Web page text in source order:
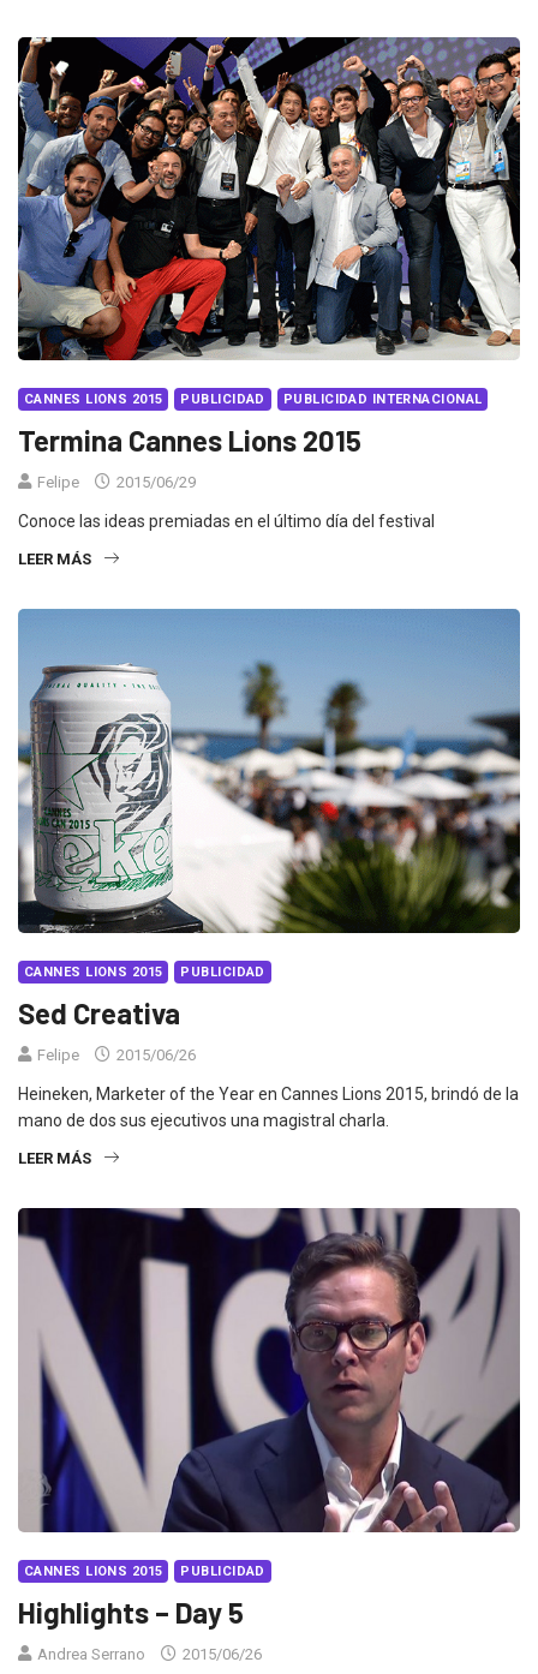
CANNES LIONS 2015 PUBLICIDAD PUBLICIDAD INTERNACIONAL
Termina Cannes Lions 2015
Felipe 2015/06/29
Conoce las ideas premiadas en el último día del festival
LEER MÁS
CANNES LIONS 2015 PUBLICIDAD
Sed Creativa
Felipe 2015/06/26
Heineken, Marketer of the Year en Cannes Lions 2015, brindó de la
mano de dos sus ejecutivos una magistral charla.
LEER MÁS
CANNES LIONS 2015 PUBLICIDAD
Highlights – Day 5
Andrea Serrano 2015/06/26